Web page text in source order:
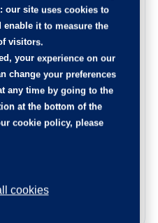
réalisés sur cette voiture
ont été remplacées,
de cette occasion, vous
afin de connaitre l’origine
réalisés ainsi que les
: our site uses cookies to
it to measure the
visitors.
your experience on our
change your preferences
any time by going to the
at the bottom of the
cookie policy, please
cookies